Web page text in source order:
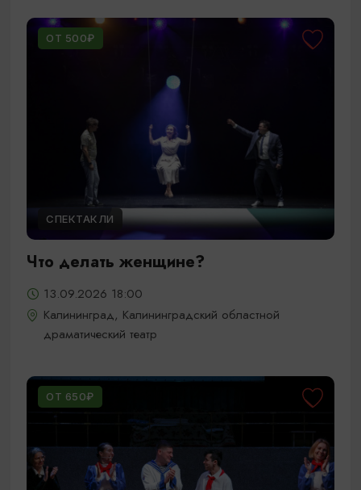
ОТ 500₽
СПЕКТАКЛИ
Что делать женщине?
13.09.2026 18:00
Калининград, Калининградский областной
драматический театр
ОТ 650₽